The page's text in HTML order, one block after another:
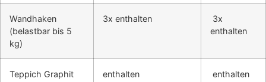
Wandhaken
(belastbar bis 5
kg)
3x enthalten
3x
enthalten
Teppich Graphit enthalten enthalten